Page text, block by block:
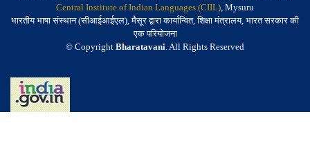
Central Institute of Indian Languages (CIIL), Mysuru
भारतीय भाषा संस्थान (सीआईआईएल), मैसूर द्वारा कार्यान्वित, शिक्षा मंत्रालय, भारत सरकार की
एक परियोजना
© Copyright Bharatavani. All Rights Reserved